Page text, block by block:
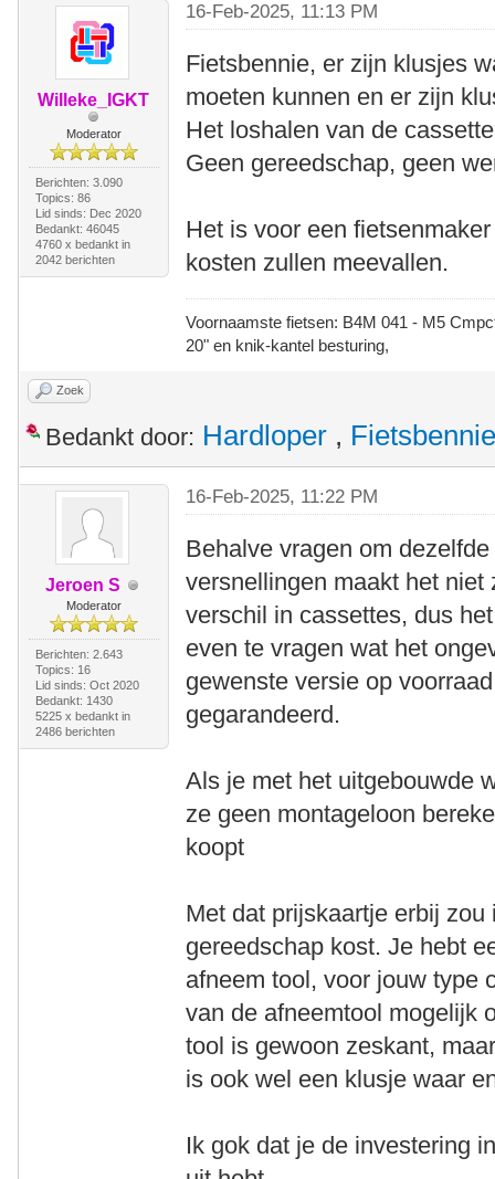
Willeke_IGKT
Moderator
Berichten: 3.090
Topics: 86
Lid sinds: Dec 2020
Bedankt: 46045
4760 x bedankt in
2042 berichten
16-Feb-2025, 11:13 PM
Fietsbennie, er zijn klusjes
moeten kunnen en er zijn
Het loshalen van de
Geen gereedschap, geen
Het is voor een
kosten zullen meevallen.
Voornaamste fietsen: B4M 041 - M5
20" en knik-kantel besturing,
Zoek
Bedankt door: Hardloper , Fietsbennie
Jeroen S
Moderator
Berichten: 2.643
Topics: 16
Lid sinds: Oct 2020
Bedankt: 1430
5225 x bedankt in
2486 berichten
16-Feb-2025, 11:22 PM
Behalve vragen om
versnellingen maakt het
verschil in cassettes, dus
even te vragen wat het
gewenste versie op
gegarandeerd.
Als je met het uitgebouwde
ze geen montageloon
koopt
Met dat prijskaartje erbij
gereedschap kost. Je hebt
afneem tool, voor jouw type
van de afneemtool mogelijk
tool is gewoon zeskant,
is ook wel een klusje waar
Ik gok dat je de investering